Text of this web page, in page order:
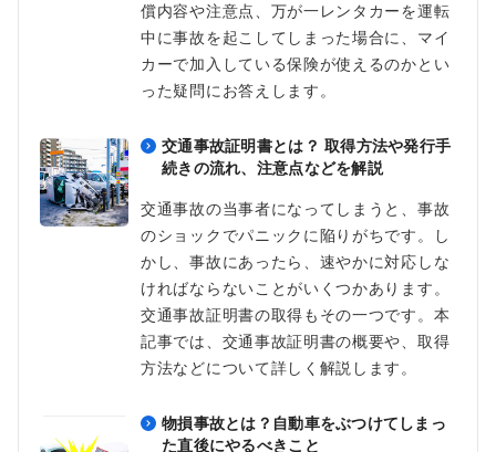
償内容や注意点、万が一レンタカーを運転
中に事故を起こしてしまった場合に、マイ
カーで加入している保険が使えるのかとい
った疑問にお答えします。
交通事故証明書とは？ 取得方法や発行手
続きの流れ、注意点などを解説
交通事故の当事者になってしまうと、事故
のショックでパニックに陥りがちです。し
かし、事故にあったら、速やかに対応しな
ければならないことがいくつかあります。
交通事故証明書の取得もその一つです。本
記事では、交通事故証明書の概要や、取得
方法などについて詳しく解説します。
物損事故とは？自動車をぶつけてしまっ
た直後にやるべきこと